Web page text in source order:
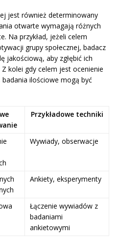
jest również determinowany
otwarte wymagają różnych
Na przykład, jeżeli celem
grupy społecznej, badacz
jakościową, aby zgłębić ich
kolei gdy celem jest ocenienie
ilościowe mogą być
Przykładowe techniki
Wywiady, obserwacje
Ankiety, eksperymenty
Łączenie wywiadów z
badaniami
ankietowymi